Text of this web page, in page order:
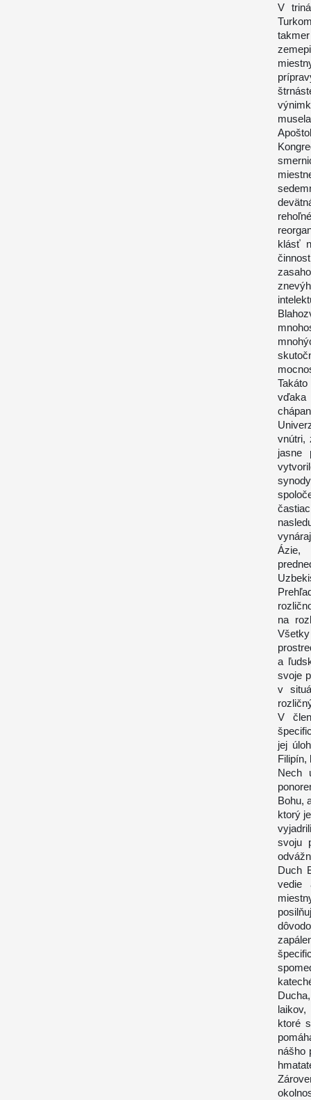
V
klásť
vďaka
vnútri,
jasne
Ázie,
na
a
svoje
v
V
jej
Filipín,
Nech
Bohu,
ktorý
svoju
Duch
vedie
laikov,
ktoré
nášho